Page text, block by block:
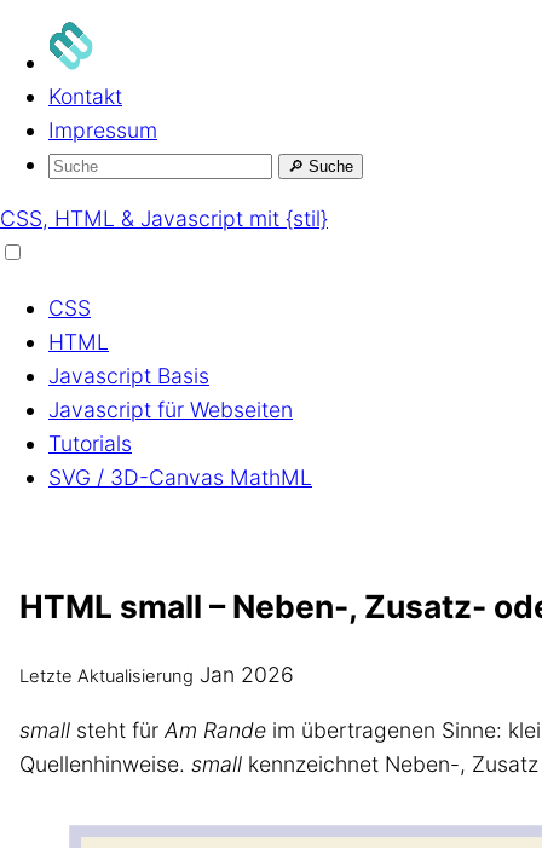
Kontakt
Impressum
🔎 Suche
CSS, HTML & Javascript mit {stil}
CSS
HTML
Javascript Basis
Javascript für Webseiten
Tutorials
SVG / 3D-Canvas MathML
HTML small – Neben-, Zusatz-
Letzte Aktualisierung Jan 2026
small steht für Am Rande im übertragenen Sinne:
Quellenhinweise. small kennzeichnet Neben-,